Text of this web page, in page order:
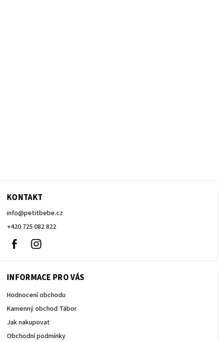
KONTAKT
info@petitbebe.cz
+420 725 082 822
Facebook
INFORMACE PRO VÁS
Hodnocení obchodu
Kamenný obchod Tábor
Jak nakupovat
Obchodní podmínky